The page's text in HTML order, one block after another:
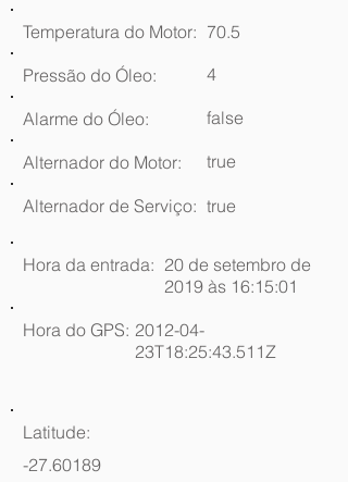
Temperatura do Motor: 70.5
Pressão do Óleo:
4
Alarme do Óleo: false
Alternador do Motor: true
Alternador de Serviço: true
Hora da entrada: 20 de setembro de
2019 às 16:15:01
Hora do GPS: 2012-04-
23T18:25:43.511Z
Latitude:
-27.60189